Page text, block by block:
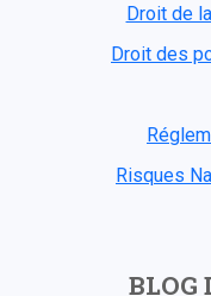
Droit de
Droit des
Risques
BLOG